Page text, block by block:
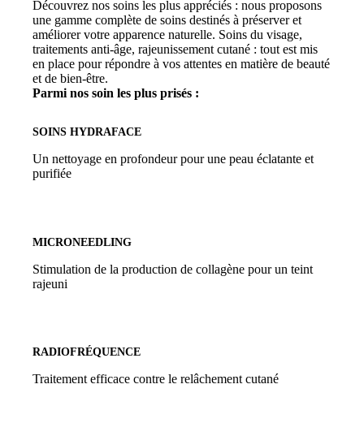
Découvrez nos soins les plus appréciés : nous proposons
une gamme complète de soins destinés à préserver et
améliorer votre apparence naturelle. Soins du visage,
traitements anti-âge, rajeunissement cutané : tout est mis
en place pour répondre à vos attentes en matière de beauté
et de bien-être.
Parmi nos soin les plus prisés :
SOINS HYDRAFACE
Un nettoyage en profondeur pour une peau éclatante et
purifiée
MICRONEEDLING
Stimulation de la production de collagène pour un teint
rajeuni
RADIOFRÉQUENCE
Traitement efficace contre le relâchement cutané